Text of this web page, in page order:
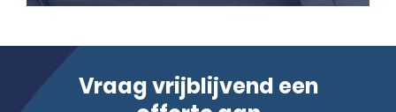
Vraag vrijblijvend een